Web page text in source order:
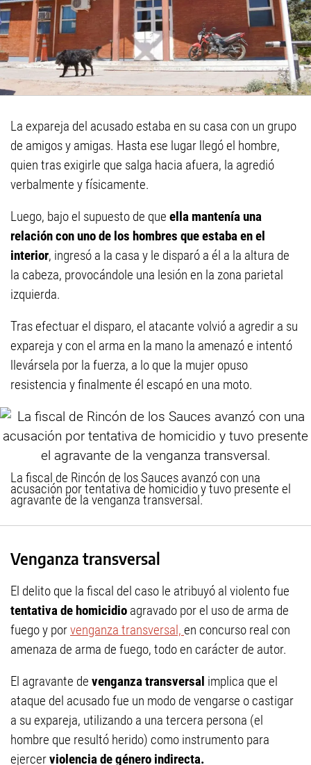
La expareja del acusado estaba en su casa con un grupo
de amigos y amigas. Hasta ese lugar llegó el hombre,
quien tras exigirle que salga hacia afuera, la agredió
verbalmente y físicamente.
Luego, bajo el supuesto de que ella mantenía una
relación con uno de los hombres que estaba en el
interior, ingresó a la casa y le disparó a él a la altura de
la cabeza, provocándole una lesión en la zona parietal
izquierda.
Tras efectuar el disparo, el atacante volvió a agredir a su
expareja y con el arma en la mano la amenazó e intentó
llevársela por la fuerza, a lo que la mujer opuso
resistencia y finalmente él escapó en una moto.
La fiscal de Rincón de los Sauces avanzó con una
acusación por tentativa de homicidio y tuvo presente el
agravante de la venganza transversal.
Venganza transversal
El delito que la fiscal del caso le atribuyó al violento fue
tentativa de homicidio agravado por el uso de arma de
fuego y porvenganza transversal, en concurso real con
amenaza de arma de fuego, todo en carácter de autor.
El agravante de venganza transversal implica que el
ataque del acusado fue un modo de vengarse o castigar
a su expareja, utilizando a una tercera persona (el
hombre que resultó herido) como instrumento para
ejercerviolencia de género indirecta.